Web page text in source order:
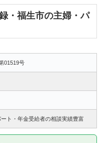
・福生市の主婦・パ
01519号
ト・年金受給者の相談実績豊富